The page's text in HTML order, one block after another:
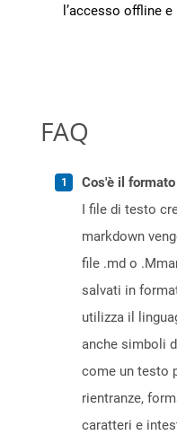
l’accesso offline
FAQ
Cos'è il
I file di testo
markdown
file .md o
salvati in
utilizza il
anche simboli
come un testo
rientranze,
caratteri e